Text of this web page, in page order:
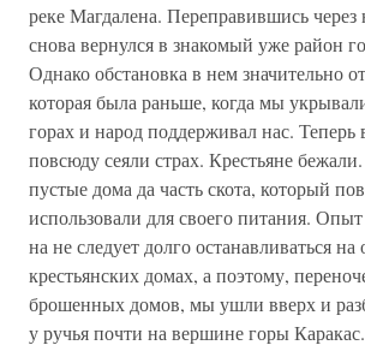
реке Магдалена. Переправившись через
снова вернулся в знакомый уже район
Однако обстановка в нем значительно
которая была раньше, когда мы
горах и народ поддерживал нас. Теперь
повсюду сеяли страх. Крестьяне
пустые дома да часть скота, который
использовали для своего питания.
на не следует долго останавливаться на
крестьянских домах, а поэтому,
брошенных домов, мы ушли вверх и
у ручья почти на вершине горы Каракас.